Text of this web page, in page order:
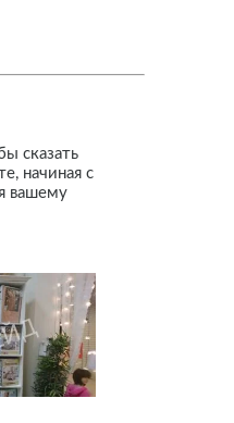
сказать
начиная с
вашему